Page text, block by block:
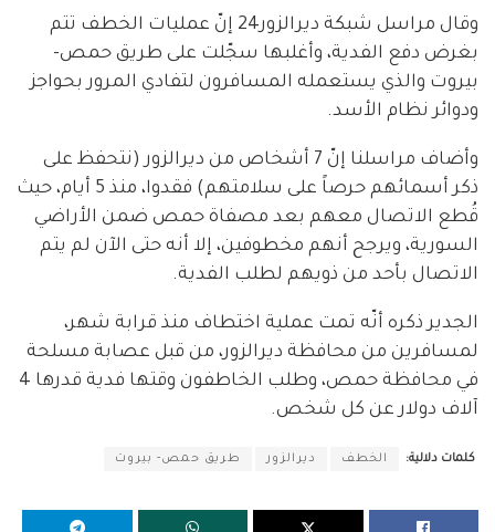
وقال مراسل شبكة ديرالزور24 إنّ عمليات الخطف تتم
بغرض دفع الفدية، وأغلبها سجّلت على طريق حمص-
بيروت والذي يستعمله المسافرون لتفادي المرور بحواجز
ودوائر نظام الأسد.
وأضاف مراسلنا إنّ 7 أشخاص من ديرالزور (نتحفظ على
ذكر أسمائهم حرصاً على سلامتهم) فقدوا، منذ 5 أيام، حيث
قُطع الاتصال معهم بعد مصفاة حمص ضمن الأراضي
السورية، ويرجح أنهم مخطوفين، إلا أنه حتى الآن لم يتم
الاتصال بأحد من ذويهم لطلب الفدية.
الجدير ذكره أنّه تمت عملية اختطاف منذ قرابة شهر،
لمسافرين من محافظة ديرالزور، من قبل عصابة مسلحة
في محافظة حمص، وطلب الخاطفون وقتها فدية قدرها 4
آلاف دولار عن كل شخص.
كلمات دلالية: الخطف ديرالزور طريق حمص- بيروت